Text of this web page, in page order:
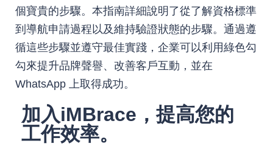
個寶貴的步驟。本指南詳細說明了從了解資格標準
到導航申請過程以及維持驗證狀態的步驟。通過遵
循這些步驟並遵守最佳實踐，企業可以利用綠色勾
勾來提升品牌聲譽、改善客戶互動，並在
WhatsApp 上取得成功。
加入iMBrace，提高您的
工作效率。